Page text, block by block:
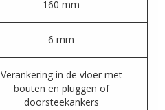
160 mm
6 mm
Verankering in de vloer met
bouten en pluggen of
doorsteekankers